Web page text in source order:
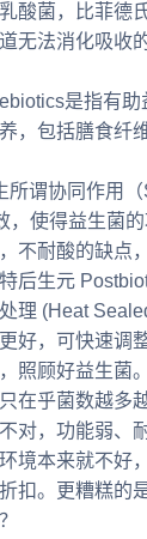
酸菌，比菲德
无法消化吸收
是指有
，包括膳食纤
所谓协同作用
，使得益生菌
不耐酸的缺点
后生元
理 (Heat
好，可快速调
照顾好益生菌。
在乎菌数越多
对，功能弱、
境本来就不好
扣。更糟糕的